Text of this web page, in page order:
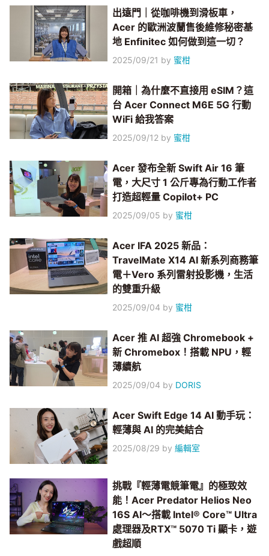
出遠門｜從咖啡機到滑板車，
Acer 的歐洲波蘭售後維修秘密基
地 Enfinitec 如何做到這一切？
2025/09/21 by 蜜柑
開箱｜為什麼不直接用 eSIM？這
台 Acer Connect M6E 5G 行動
WiFi 給我答案
2025/09/12 by 蜜柑
Acer 發布全新 Swift Air 16 筆
電，大尺寸 1 公斤專為行動工作者
打造超輕量 Copilot+ PC
2025/09/05 by 蜜柑
Acer IFA 2025 新品：
TravelMate X14 AI 新系列商務筆
電＋Vero 系列雷射投影機，生活
的雙重升級
2025/09/04 by 蜜柑
Acer 推 AI 超強 Chromebook +
新 Chromebox！搭載 NPU，輕
薄續航
2025/09/04 by DORIS
Acer Swift Edge 14 AI 動手玩：
輕薄與 AI 的完美結合
2025/08/29 by編輯室
挑戰『輕薄電競筆電』的極致效
能！Acer Predator Helios Neo
16S AI～搭載 Intel® Core™ Ultra
處理器及RTX™ 5070 Ti 顯卡，遊
戲超順